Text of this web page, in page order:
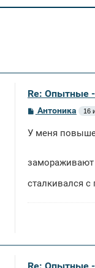
Re: Опытные
С
б
н
Антоника 16
У меня
замораживают
сталкивался